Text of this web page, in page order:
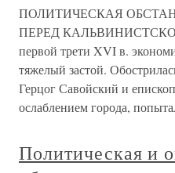
ПОЛИТИЧЕСКАЯ
ПЕРЕД
первой трети XVI в.
тяжелый застой.
Герцог Савойский и
ослаблением города,
Политическая и